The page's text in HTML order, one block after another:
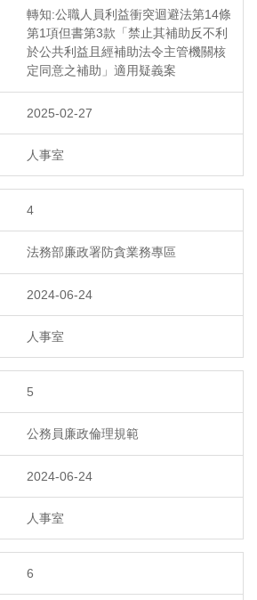
轉知:公職人員利益衝突迴避法第14條
第1項但書第3款「禁止其補助反不利
於公共利益且經補助法令主管機關核
定同意之補助」適用疑義案
2025-02-27
人事室
4
法務部廉政署防貪業務專區
2024-06-24
人事室
5
公務員廉政倫理規範
2024-06-24
人事室
6